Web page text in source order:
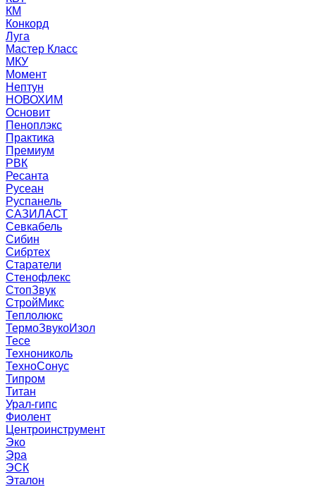
КМ
Конкорд
Луга
Мастер Класс
МКУ
Момент
Нептун
НОВОХИМ
Основит
Пеноплэкс
Практика
Премиум
РВК
Ресанта
Русеан
Руспанель
САЗИЛАСТ
Севкабель
Сибин
Сибртех
Старатели
Стенофлекс
СтопЗвук
СтройМикс
Теплолюкс
ТермоЗвукоИзол
Тесе
Технониколь
ТехноСонус
Типром
Титан
Урал-гипс
Фиолент
Центроинструмент
Эко
Эра
ЭСК
Эталон